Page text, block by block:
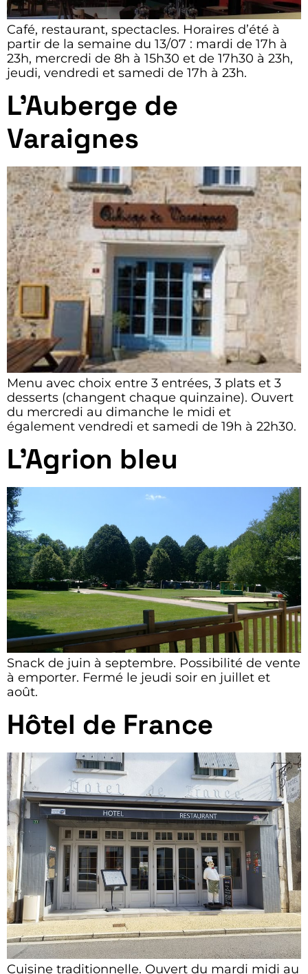
Café, restaurant, spectacles. Horaires d’été à
partir de la semaine du 13/07 : mardi de 17h à
23h, mercredi de 8h à 15h30 et de 17h30 à 23h,
jeudi, vendredi et samedi de 17h à 23h.
L’Auberge de
Varaignes
Menu avec choix entre 3 entrées, 3 plats et 3
desserts (changent chaque quinzaine). Ouvert
du mercredi au dimanche le midi et
également vendredi et samedi de 19h à 22h30.
L’Agrion bleu
Snack de juin à septembre. Possibilité de vente
à emporter. Fermé le jeudi soir en juillet et
août.
Hôtel de France
Cuisine traditionnelle. Ouvert du mardi midi au